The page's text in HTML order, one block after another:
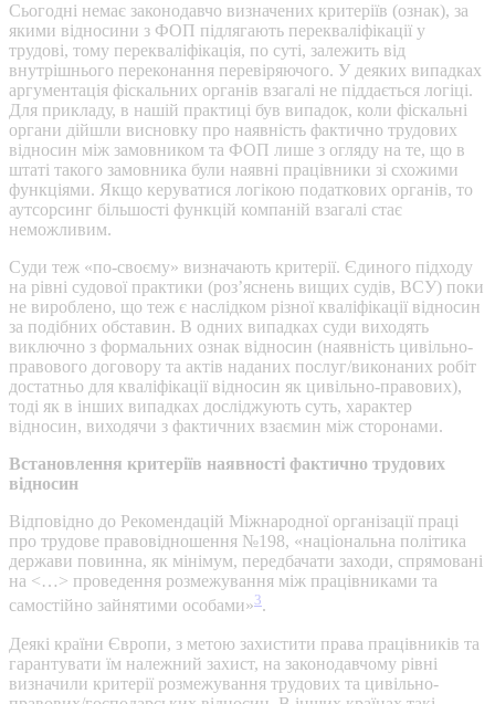
Сьогодні немає законодавчо визначених критеріїв (ознак), за
якими відносини з ФОП підлягають перекваліфікації у
трудові, тому перекваліфікація, по суті, залежить від
внутрішнього переконання перевіряючого. У деяких випадках
аргументація фіскальних органів взагалі не піддається логіці.
Для прикладу, в нашій практиці був випадок, коли фіскальні
органи дійшли висновку про наявність фактично трудових
відносин між замовником та ФОП лише з огляду на те, що в
штаті такого замовника були наявні працівники зі схожими
функціями. Якщо керуватися логікою податкових органів, то
аутсорсинг більшості функцій компаній взагалі стає
неможливим.
Суди теж «по-своєму» визначають критерії. Єдиного підходу
на рівні судової практики (роз’яснень вищих судів, ВСУ) поки
не вироблено, що теж є наслідком різної кваліфікації відносин
за подібних обставин. В одних випадках суди виходять
виключно з формальних ознак відносин (наявність цивільно-
правового договору та актів наданих послуг/виконаних робіт
достатньо для кваліфікації відносин як цивільно-правових),
тоді як в інших випадках досліджують суть, характер
відносин, виходячи з фактичних взаємин між сторонами.
Встановлення критеріїв наявності фактично трудових
відносин
Відповідно до Рекомендацій Міжнародної організації праці
про трудове правовідношення №198, «національна політика
держави повинна, як мінімум, передбачати заходи, спрямовані
на <…> проведення розмежування між працівниками та
самостійно зайнятими особами»3.
Деякі країни Європи, з метою захистити права працівників та
гарантувати їм належний захист, на законодавчому рівні
визначили критерії розмежування трудових та цивільно-